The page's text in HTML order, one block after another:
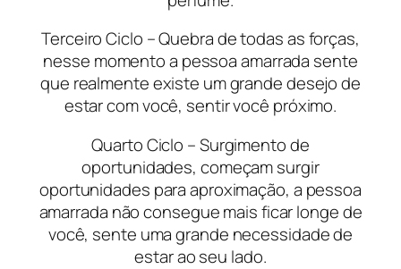
Terceiro Ciclo – Quebra de todas as forças,
nesse momento a pessoa amarrada sente
que realmente existe um grande desejo de
estar com você, sentir você próximo.
Quarto Ciclo – Surgimento de
oportunidades, começam surgir
oportunidades para aproximação, a pessoa
amarrada não consegue mais ficar longe de
você, sente uma grande necessidade de
estar ao seu lado.